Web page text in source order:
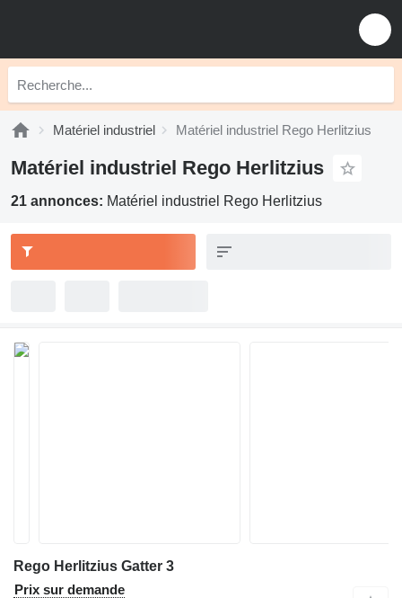
Matériel industriel Matériel industriel Rego Herlitzius
Matériel industriel Rego Herlitzius
21 annonces: Matériel industriel Rego Herlitzius
Rego Herlitzius Gatter 3
Prix sur demande